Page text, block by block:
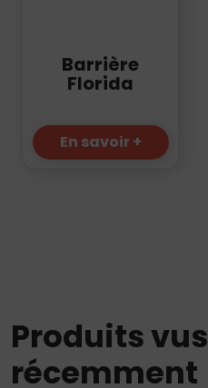
Barrière
Florida
En savoir +
Produits vus
récemment